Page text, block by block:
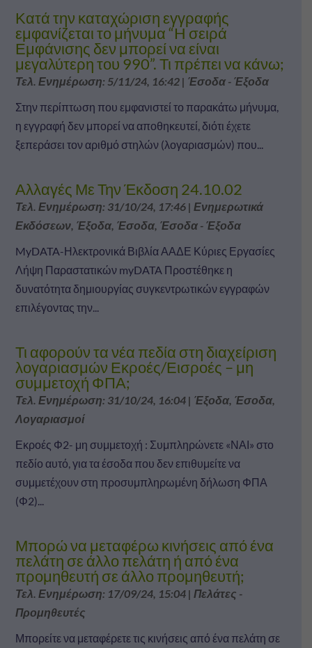
Κατά την καταχώριση εγγραφής
εμφανίζεται το μήνυμα “H σειρά
Εμφάνισης δεν μπορεί να είναι
μεγαλύτερη του 990”. Τι πρέπει να κάνω;
Τελ. Ενημέρωση: 5/11/24, 16:42| Έσοδα - Έξοδα
Στην περίπτωση που εμφανιστεί το παρακάτω μήνυμα,
η εγγραφή δεν μπορεί να αποθηκευτεί, διότι έχετε
ξεπεράσει τον αριθμό στηλών (λογαριασμών) που...
Αλλαγές Με Την Έκδοση 24.10.02
Τελ. Ενημέρωση: 31/10/24, 17:46| Ενημερωτικά
Εκδόσεων, Έξοδα, Έσοδα, Έσοδα - Έξοδα
MyDATA-Ηλεκτρονικά Βιβλία ΑΑΔΕ Κύριες Εργασίες
Λήψη Παραστατικών myDATA Προστέθηκε η
δυνατότητα δημιουργίας συγκεντρωτικών εγγραφών
επιλέγοντας την...
Τι αφορούν τα νέα πεδία στη διαχείριση
λογαριασμών Εκροές/Εισροές – μη
συμμετοχή ΦΠΑ;
Τελ. Ενημέρωση: 31/10/24, 16:04| Έξοδα, Έσοδα,
Λογαριασμοί
Εκροές Φ2- μη συμμετοχή : Συμπληρώνετε «ΝΑΙ» στο
πεδίο αυτό, για τα έσοδα που δεν επιθυμείτε να
συμμετέχουν στη προσυμπληρωμένη δήλωση ΦΠΑ
(Φ2)...
Μπορώ να μεταφέρω κινήσεις από ένα
πελάτη σε άλλο πελάτη ή από ένα
προμηθευτή σε άλλο προμηθευτή;
Τελ. Ενημέρωση: 17/09/24, 15:04| Πελάτες -
Προμηθευτές
Μπορείτε να μεταφέρετε τις κινήσεις από ένα πελάτη σε